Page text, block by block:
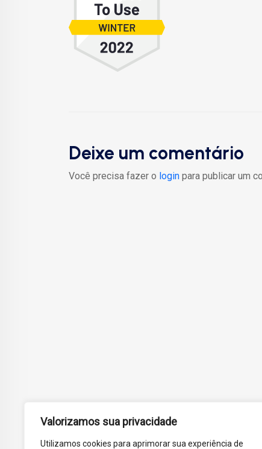
Valorizamos sua privacidade
Utilizamos cookies para aprimorar sua experiência de
Deixe um comentário
Você precisa fazer o login para publicar um